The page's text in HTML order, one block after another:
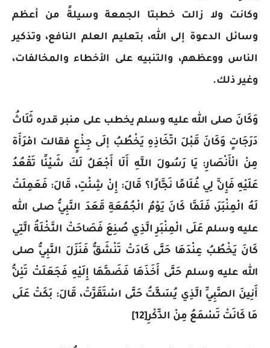
وكانت ولا زالت خطبتا الجمعة وسيلةً من أعظم
وسائل الدعوة إلى الله، بتعليم العلم النافع، وتذكير
الناس ووعظهم، والتنبيه على الأخطاء والمخالفات،
وغير ذلك.
وَكَانَ صلى الله عليه وسلم يخطب على منبر قدره ثَلَاثُ
دَرَجَاتٍ وَكَانَ قَبْلَ اتّخَاذِهِ يَخْطُبُ إلَى جِذْعٍ فقالت امْرَأَة
مِنْ الْأَنْصَارِ: يَا رَسُولَ اللَّهِ أَلَا أَجْعَلُ لَكَ شَيْئًا تَقْعُدُ
عَلَيْهِ فَإِنَّ لِي غُلَامًا نَجَّارًا؟ قَالَ: إِنْ شِئْتِ، قَالَ: فَعَمِلَتْ
لَهُ الْمِنْبَرَ، فَلَمَّا كَانَ يَوْمُ الْجُمُعَةِ قَعَدَ النَّبِيُّ صلى الله
عليه وسلم عَلَى الْمِنْبَرِ الَّذِي صُنِعَ فَصَاحَتْ النَّخْلَةُ الَّتِي
كَانَ يَخْطُبُ عِنْدَهَا حَتَّى كَادَتْ تَنْشَقُّ فَنَزَلَ النَّبِيُّ صلى
الله عليه وسلم حَتَّى أَخَذَهَا فَضَمَّهَا إِلَيْهِ فَجَعَلَتْ تَئِنُّ
أَنِينَ الصَّبِيِّ الَّذِي يُسَكَّتُ حَتَّى اسْتَقَرَّتْ، قَالَ: بَكَتْ عَلَى
مَا كَانَتْ تَسْمَعُ مِنْ الذِّكْرِ[12]